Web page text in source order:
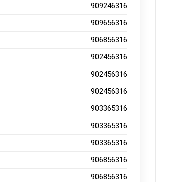
909246316
909656316
906856316
902456316
902456316
902456316
903365316
903365316
903365316
906856316
906856316